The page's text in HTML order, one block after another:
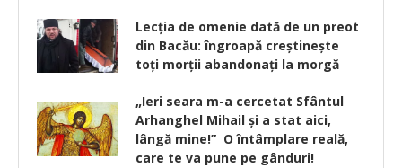
Lecţia de omenie dată de un preot
din Bacău: îngroapă creştineşte
toţi morţii abandonaţi la morgă
„Ieri seara m-a cercetat Sfântul
Arhanghel Mihail şi a stat aici,
lângă mine!” O întâmplare reală,
care te va pune pe gânduri!